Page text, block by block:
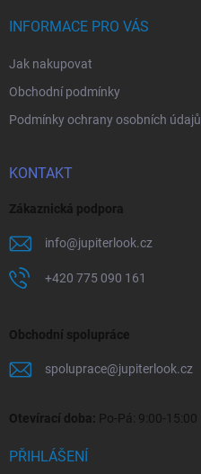
INFORMACE PRO VÁS
Jak nakupovat
Obchodní podmínky
Podmínky ochrany osobních údajů
KONTAKT
Zákaznická podpora
info@jupiterlook.cz
+420 775 090 161
Obchodní spolupráce
spoluprace@jupiterlook.cz
Otevírací doba: Po-Pá: 9:00-15:00
PŘIHLÁŠENÍ